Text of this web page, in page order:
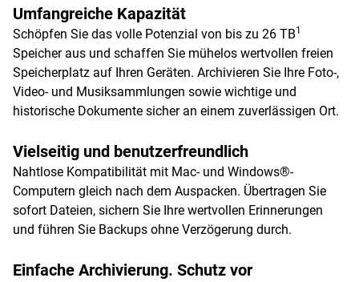
Umfangreiche Kapazität
Schöpfen Sie das volle Potenzial von bis zu 26 TB1
Speicher aus und schaffen Sie mühelos wertvollen freien
Speicherplatz auf Ihren Geräten. Archivieren Sie Ihre Foto-,
Video- und Musiksammlungen sowie wichtige und
historische Dokumente sicher an einem zuverlässigen Ort.
Vielseitig und benutzerfreundlich
Nahtlose Kompatibilität mit Mac- und Windows®-
Computern gleich nach dem Auspacken. Übertragen Sie
sofort Dateien, sichern Sie Ihre wertvollen Erinnerungen
und führen Sie Backups ohne Verzögerung durch.
Einfache Archivierung. Schutz vor